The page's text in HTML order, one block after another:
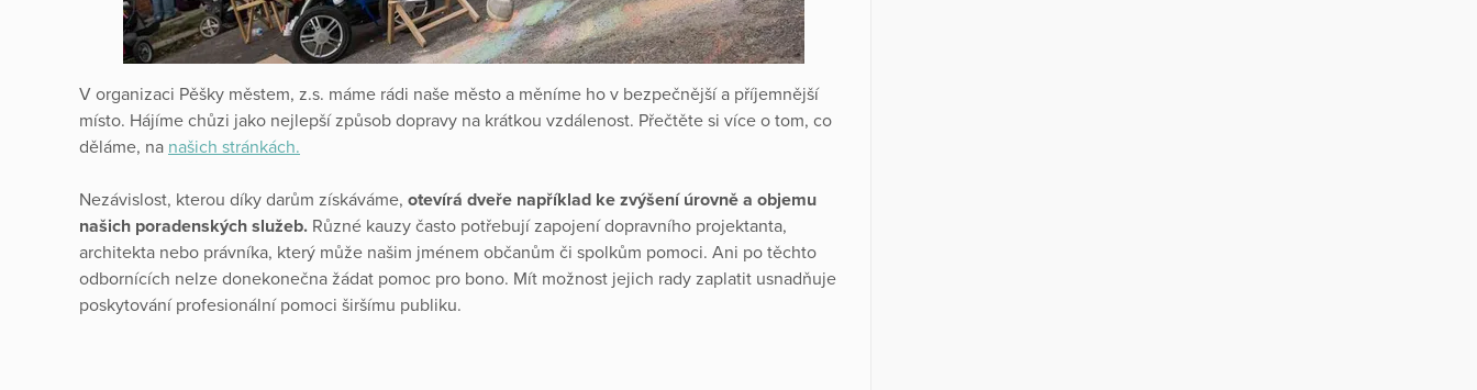
V organizaci Pěšky městem, z.s. máme rádi naše město a měníme ho v bezpečnější a příjemnější
místo. Hájíme chůzi jako nejlepší způsob dopravy na krátkou vzdálenost. Přečtěte si více o tom, co
děláme, na našich stránkách.
Nezávislost, kterou díky darům získáváme, otevírá dveře například ke zvýšení úrovně a objemu
našich poradenských služeb. Různé kauzy často potřebují zapojení dopravního projektanta,
architekta nebo právníka, který může našim jménem občanům či spolkům pomoci. Ani po těchto
odbornících nelze donekonečna žádat pomoc pro bono. Mít možnost jejich rady zaplatit usnadňuje
poskytování profesionální pomoci širšímu publiku.